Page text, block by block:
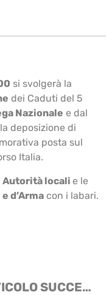
si svolgerà la
dei Caduti del 5
Nazionale e dal
deposizione di
posta sul
Italia.
Autorità locali e le
d’Arma con i labari.
ARTICOLO SUCCESSIVO